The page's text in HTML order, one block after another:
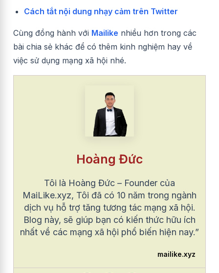
Cách tắt nội dung nhạy cảm trên Twitter
Cùng đồng hành với Mailike nhiều hơn trong các
bài chia sẻ khác để có thêm kinh nghiệm hay về
việc sử dụng mạng xã hội nhé.
Hoàng Đức
Tôi là Hoàng Đức – Founder của
MaiLike.xyz, Tôi đã có 10 năm trong ngành
dịch vụ hỗ trợ tăng tương tác mạng xã hội.
Blog này, sẽ giúp bạn có kiến thức hữu ích
nhất về các mạng xã hội phổ biến hiện nay.”
mailike.xyz